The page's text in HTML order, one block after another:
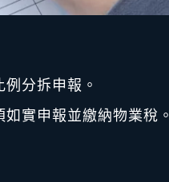
分拆申報。
實申報並繳納物業稅。